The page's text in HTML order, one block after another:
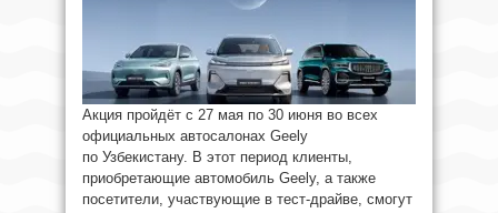
Акция пройдёт с 27 мая по 30 июня во всех
официальных автосалонах Geely
по Узбекистану. В этот период клиенты,
приобретающие автомобиль Geely, а также
посетители, участвующие в тест-драйве, смогут